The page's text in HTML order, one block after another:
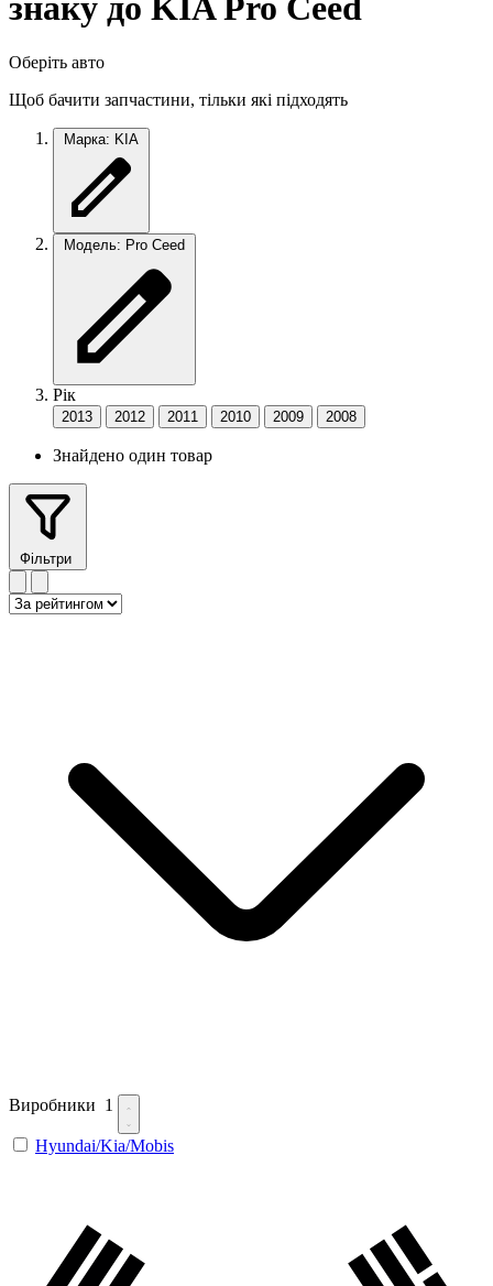
знаку до KIA Pro Ceed
Оберіть авто
Щоб бачити запчастини, тільки які підходять
Марка: KIA
Модель: Pro Ceed
Рік
2013 2012 2011 2010 2009 2008
Знайдено один товар
Фільтри
Виробники 1
Hyundai/Kia/Mobis